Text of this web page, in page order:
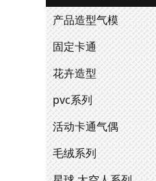
产品造型气模
固定卡通
花卉造型
pvc系列
活动卡通气偶
毛绒系列